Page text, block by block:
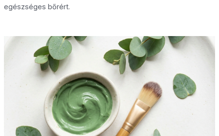
egészséges bőrért.